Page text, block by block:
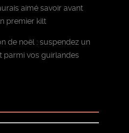
aimé savoir avant
premier kilt
de noël : suspendez un
parmi vos guirlandes